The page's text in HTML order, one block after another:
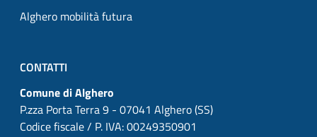
Alghero mobilità futura
CONTATTI
Comune di Alghero
P.zza Porta Terra 9 - 07041 Alghero (SS)
Codice fiscale / P. IVA: 00249350901